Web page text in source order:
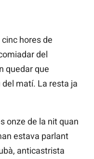
hores de
del
quedar que
del matí. La resta ja
onze de la nit quan
estava parlant
anticastrista